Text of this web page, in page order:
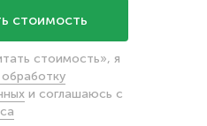
стоимость», я
обработку
и соглашаюсь с